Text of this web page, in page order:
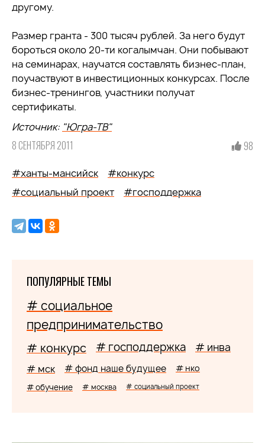
другому.
Размер гранта - 300 тысяч рублей. За него будут
бороться около 20-ти когалымчан. Они побывают
на семинарах, научатся составлять бизнес-план,
поучаствуют в инвестиционных конкурсах. После
бизнес-тренингов, участники получат
сертификаты.
Источник: "Югра-ТВ"
8 СЕНТЯБРЯ 2011 98
#ханты-мансийск
#конкурс
#социальный проект
#господдержка
ПОПУЛЯРНЫЕ ТЕМЫ
# социальное
предпринимательство
# конкурс # господдержка # инва
# мск # фонд наше будущее # нко
# обучение # москва # социальный проект